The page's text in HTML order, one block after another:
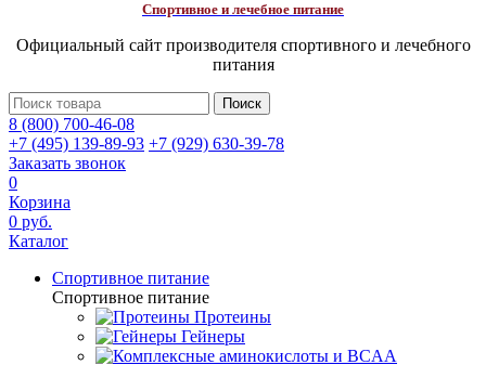
Спортивное и лечебное питание
Официальный сайт производителя спортивного и лечебного
питания
Поиск
8 (800) 700-46-08
+7 (495) 139-89-93 +7 (929) 630-39-78
Заказать звонок
0
Корзина
0 руб.
Каталог
Спортивное питание
Спортивное питание
Протеины
Гейнеры